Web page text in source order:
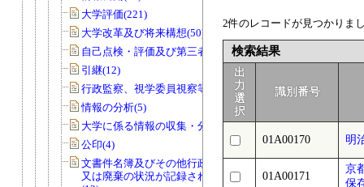
大学評価(221)
大学改革及び将来構想(50)
自己点検・評価及び第三者評価(5)
引継(12)
行政監察、視学委員視察等(56)
情報の分析(5)
大学に係る情報の収集・分析(0)
公印(4)
文書件名簿及びその他行政文書の取得
又は廃棄の状況が記録されているもの
2件のレコードが見つかりま
検索結果
出
力
選
択
識別番号
01A00170 明
01A00171
京
保